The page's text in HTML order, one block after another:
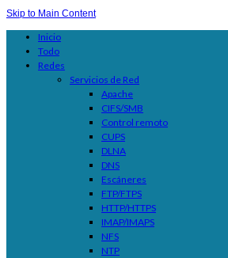
Skip to Main Content
Inicio
Todo
Redes
Servicios de Red
Apache
CIFS/SMB
Control remoto
CUPS
DLNA
DNS
Escáneres
FTP/FTPS
HTTP/HTTPS
IMAP/IMAPS
NFS
NTP